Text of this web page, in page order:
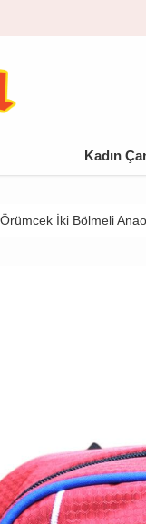
Kadın
Örümcek İki Bölmeli